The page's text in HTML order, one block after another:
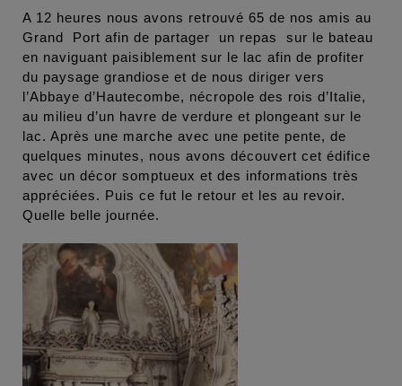
A 12 heures nous avons retrouvé 65 de nos amis au
Grand Port afin de partager un repas sur le bateau
en naviguant paisiblement sur le lac afin de profiter
du paysage grandiose et de nous diriger vers
l’Abbaye d’Hautecombe, nécropole des rois d’Italie,
au milieu d’un havre de verdure et plongeant sur le
lac. Après une marche avec une petite pente, de
quelques minutes, nous avons découvert cet édifice
avec un décor somptueux et des informations très
appréciées. Puis ce fut le retour et les au revoir.
Quelle belle journée.